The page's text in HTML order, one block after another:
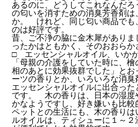
あるのに、どうしてこれなんだ
の匂いを消すための消臭芳香剤
か。 けれど、同じ匂い商品でも
のは好評です。
昔、ご不浄の脇に金木犀があり
ったかはともかく、そのおおらか
□ エッセンシャルオイル、いか
「母親の介護をしていた時に、
相のあとに効果抜群でした」と
ーツの香りとか、いろいろな消
エッセンシャルオイルに出合っ
です。 木の香りは、日本の湿度
かなようですし、好き嫌いも比較
ペットとの生活にも、木の香り
ルオイルは、ティシューに１～